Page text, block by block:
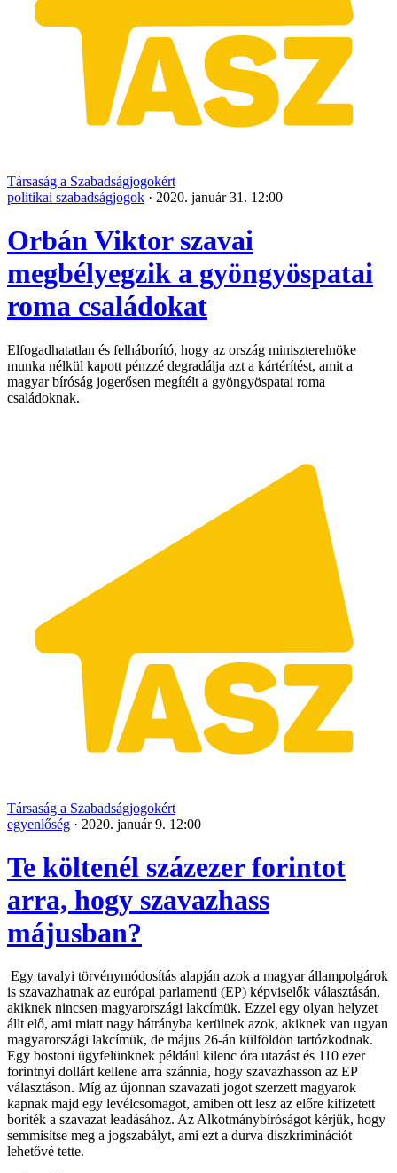
Társaság a Szabadságjogokért
politikai szabadságjogok · 2020. január 31. 12:00
Orbán Viktor szavai
megbélyegzik a gyöngyöspatai
roma családokat
Elfogadhatatlan és felháborító, hogy az ország miniszterelnöke
munka nélkül kapott pénzzé degradálja azt a kártérítést, amit a
magyar bíróság jogerősen megítélt a gyöngyöspatai roma
családoknak.
Társaság a Szabadságjogokért
egyenlőség · 2020. január 9. 12:00
Te költenél százezer forintot
arra, hogy szavazhass
májusban?
Egy tavalyi törvénymódosítás alapján azok a magyar állampolgárok
is szavazhatnak az európai parlamenti (EP) képviselők választásán,
akiknek nincsen magyarországi lakcímük. Ezzel egy olyan helyzet
állt elő, ami miatt nagy hátrányba kerülnek azok, akiknek van ugyan
magyarországi lakcímük, de május 26-án külföldön tartózkodnak.
Egy bostoni ügyfelünknek például kilenc óra utazást és 110 ezer
forintnyi dollárt kellene arra szánnia, hogy szavazhasson az EP
választáson. Míg az újonnan szavazati jogot szerzett magyarok
kapnak majd egy levélcsomagot, amiben ott lesz az előre kifizetett
boríték a szavazat leadásához. Az Alkotmánybíróságot kérjük, hogy
semmisítse meg a jogszabályt, ami ezt a durva diszkriminációt
lehetővé tette.